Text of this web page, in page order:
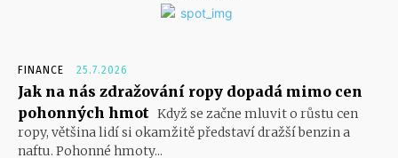
FINANCE 25.7.2026
Jak na nás zdražování ropy dopadá mimo cen
pohonných hmot Když se začne mluvit o růstu cen
ropy, většina lidí si okamžitě představí dražší benzin a
naftu. Pohonné hmoty...